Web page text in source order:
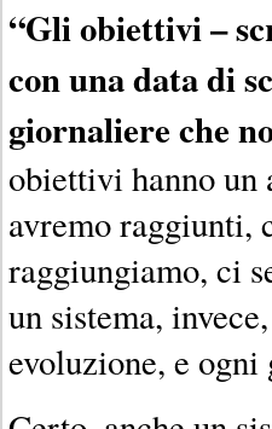
“Gli obiettivi –
con una data di
giornaliere che
obiettivi hanno
avremo raggiunti,
raggiungiamo, ci
un sistema,
evoluzione, e